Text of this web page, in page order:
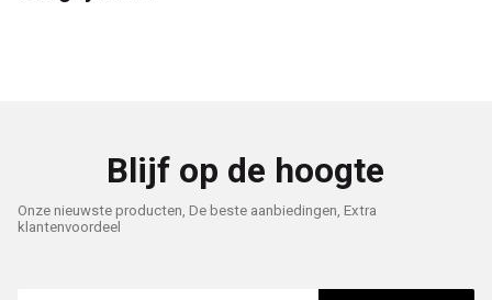
Blijf op de hoogte
Onze nieuwste producten, De beste aanbiedingen, Extra
klantenvoordeel